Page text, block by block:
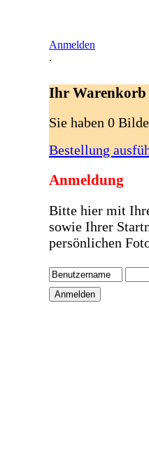
Anmelden
.
Ihr Warenkorb
Sie haben 0
Bestellung
Anmeldung
Bitte hier mit
sowie Ihrer
persönlichen